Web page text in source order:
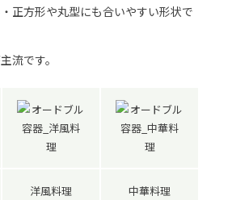
正方形や丸型にも合いやすい形状で
流です。
洋風料理 中華料理